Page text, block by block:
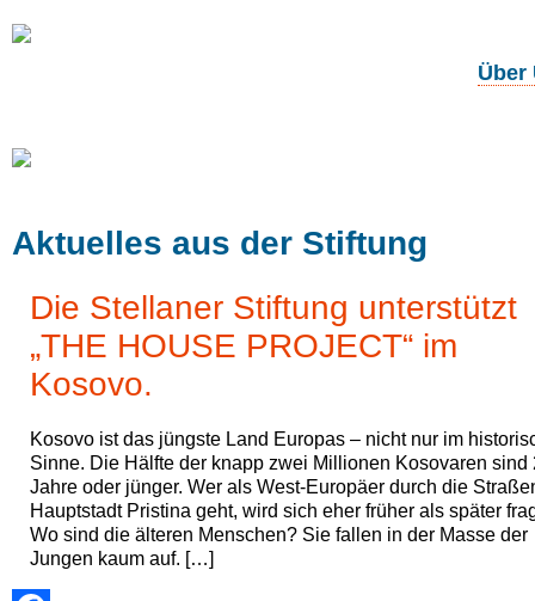
Über
Projekte
Aktuelles aus der Stiftung
Die Stellaner Stiftung unterstützt
„THE HOUSE PROJECT“ im
Kosovo.
Kosovo ist das jüngste Land Europas – nicht nur im
Sinne. Die Hälfte der knapp zwei Millionen Kosovaren sind
Jahre oder jünger. Wer als West-Europäer durch die
Hauptstadt Pristina geht, wird sich eher früher als später
Wo sind die älteren Menschen? Sie fallen in der Masse der
Jungen kaum auf. […]